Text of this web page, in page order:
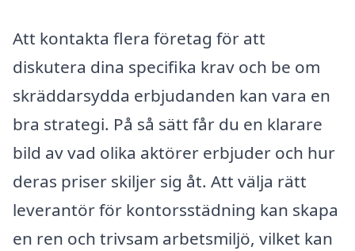
Att kontakta flera företag för att
diskutera dina specifika krav och be om
skräddarsydda erbjudanden kan vara en
bra strategi. På så sätt får du en klarare
bild av vad olika aktörer erbjuder och hur
deras priser skiljer sig åt. Att välja rätt
leverantör för kontorsstädning kan skapa
en ren och trivsam arbetsmiljö, vilket kan